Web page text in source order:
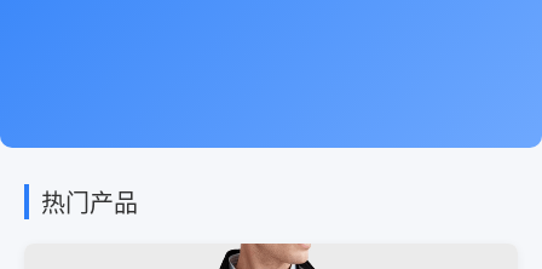
热门产品